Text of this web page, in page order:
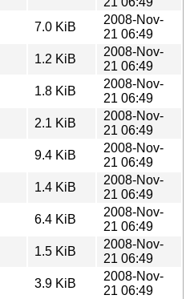
7.0 KiB
2008-Nov-
21 06:49
1.2 KiB
2008-Nov-
21 06:49
1.8 KiB
2008-Nov-
21 06:49
2.1 KiB
2008-Nov-
21 06:49
9.4 KiB
2008-Nov-
21 06:49
1.4 KiB
2008-Nov-
21 06:49
6.4 KiB
2008-Nov-
21 06:49
1.5 KiB
2008-Nov-
21 06:49
3.9 KiB
2008-Nov-
21 06:49